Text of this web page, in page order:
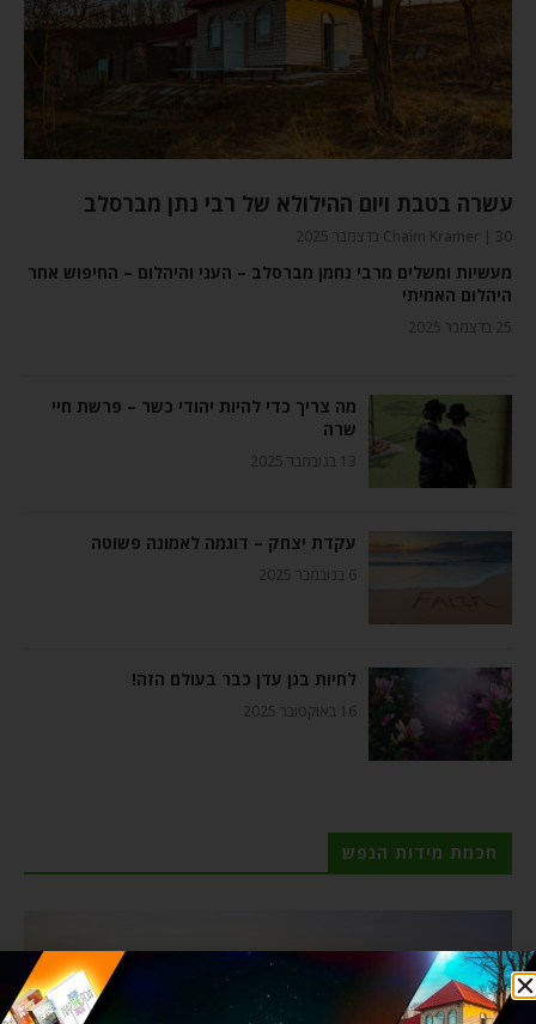
עשרה בטבת ויום ההילולא של רבי נתן מברסלב
Chaim Kramer 30 בדצמבר 2025
מעשיות ומשלים מרבי נחמן מברסלב – העני והיהלום – החיפוש אחר
היהלום האמיתי
25 בדצמבר 2025
מה צריך כדי להיות יהודי כשר – פרשת חיי
שרה
13 בנובמבר 2025
עקדת יצחק – דוגמה לאמונה פשוטה
6 בנובמבר 2025
לחיות בגן עדן כבר בעולם הזה!
16 באוקטובר 2025
חכמת מידות הנפש